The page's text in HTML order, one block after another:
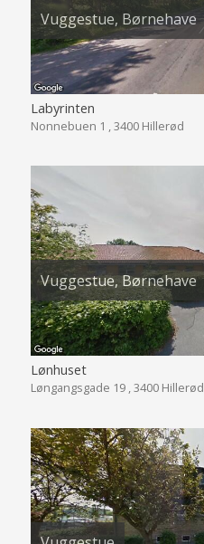
Vuggestue, Børnehave
Labyrinten
Nonnebuen 1 , 3400 Hillerød
Vuggestue, Børnehave
Lønhuset
Løngangsgade 19 , 3400 Hillerød